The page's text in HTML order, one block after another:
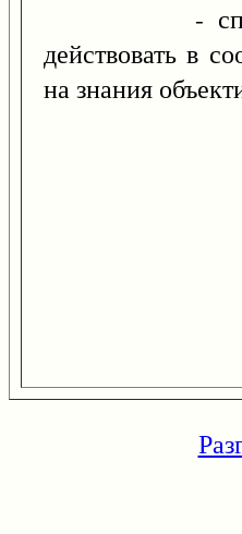
-
действовать в
на знания